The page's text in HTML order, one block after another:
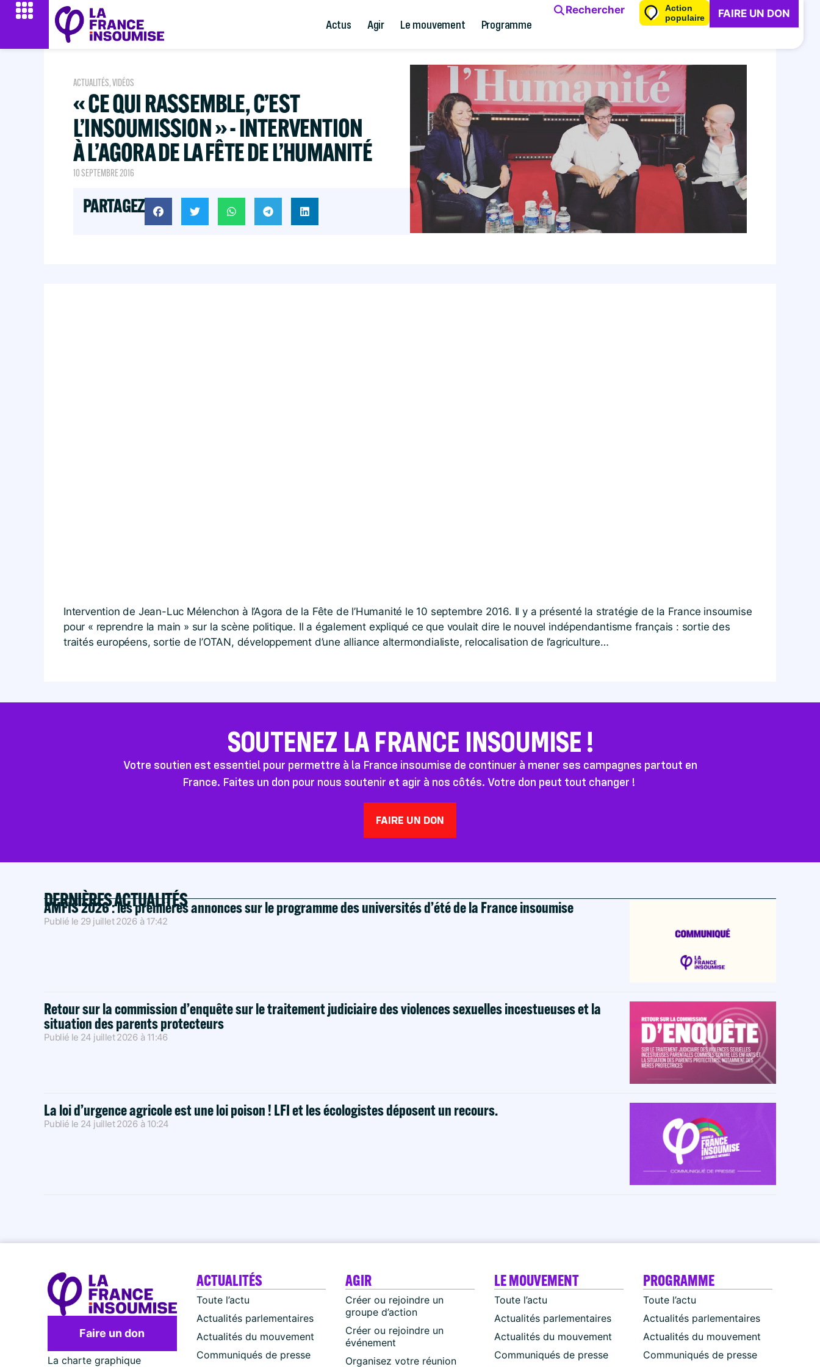
Actus Agir Le mouvement Programme
Rechercher
Action
populaire
FAIRE UN DON
ACTUALITÉS,VIDÉOS
« CE QUI RASSEMBLE, C’EST
L’INSOUMISSION » - INTERVENTION
À L’AGORA DE LA FÊTE DE L’HUMANITÉ
10 SEPTEMBRE 2016
PARTAGEZ
Intervention de Jean-Luc Mélenchon à l’Agora de la Fête de l’Humanité le 10 septembre 2016. Il y a présenté la stratégie de la France insoumise
pour « reprendre la main » sur la scène politique. Il a également expliqué ce que voulait dire le nouvel indépendantisme français : sortie des
traités européens, sortie de l’OTAN, développement d’une alliance altermondialiste, relocalisation de l’agriculture…
SOUTENEZ LA FRANCE INSOUMISE !
Votre soutien est essentiel pour permettre à la France insoumise de continuer à mener ses campagnes partout en
France. Faites un don pour nous soutenir et agir à nos côtés. Votre don peut tout changer !
FAIRE UN DON
DERNIÈRES ACTUALITÉS
AMFIS 2026 : les premières annonces sur le programme des universités d’été de la France insoumise
Publié le 29 juillet 2026 à 17:42
Retour sur la commission d’enquête sur le traitement judiciaire des violences sexuelles incestueuses et la
situation des parents protecteurs
Publié le 24 juillet 2026 à 11:46
La loi d’urgence agricole est une loi poison ! LFI et les écologistes déposent un recours.
Publié le 24 juillet 2026 à 10:24
Faire un don
La charte graphique
ACTUALITÉS
Toute l’actu
Actualités parlementaires
Actualités du mouvement
Communiqués de presse
AGIR
Créer ou rejoindre un
groupe d’action
Créer ou rejoindre un
événement
Organisez votre réunion
LE MOUVEMENT
Toute l’actu
Actualités parlementaires
Actualités du mouvement
Communiqués de presse
PROGRAMME
Toute l’actu
Actualités parlementaires
Actualités du mouvement
Communiqués de presse